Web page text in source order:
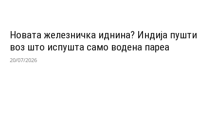
Новата железничка иднина? Индија пушти
воз што испушта само водена пареа
20/07/2026